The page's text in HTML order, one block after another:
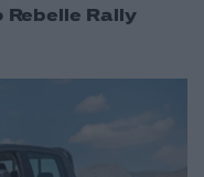
Rebelle Rally